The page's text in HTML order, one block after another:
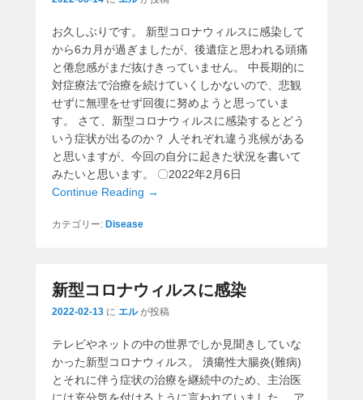
お久しぶりです。 新型コロナウィルスに感染して
から6カ月が過ぎましたが、後遺症と思われる頭痛
と倦怠感がまだ抜けきっていません。 中長期的に
対症療法で治療を続けていくしかないので、悲観
せずに無理をせず回復に努めようと思っていま
す。 さて、新型コロナウィルスに感染するとどう
いう症状が出るのか？ 人それぞれ違う兆候がある
と思いますが、今回の自分に起きた状況を書いて
みたいと思います。 〇2022年2月6日
Continue Reading →
カテゴリー: Disease
新型コロナウィルスに感染
2022-02-13 に エル が投稿
テレビやネットの中の世界でしか見聞きしていな
かった新型コロナウィルス。 潰瘍性大腸炎(難病)
とそれに伴う症状の治療を継続中のため、主治医